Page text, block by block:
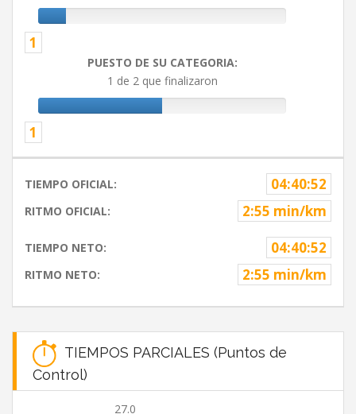
1
PUESTO DE SU CATEGORIA:
1 de 2 que finalizaron
1
TIEMPO OFICIAL: 04:40:52
RITMO OFICIAL: 2:55 min/km
TIEMPO NETO: 04:40:52
RITMO NETO: 2:55 min/km
TIEMPOS PARCIALES (Puntos de
Control)
27.0